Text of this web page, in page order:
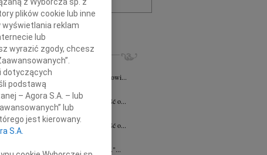
+ szukanie zaawansowane
Szostakiewicz 20.07.2026
Koledze Panu Notariuszowi Piotrowi...
Kielce
smutkiem przyjęliśmy wiadomość o...
Pełka
15.04.2026
smutkiem przyjęliśmy wiadomość o...
Czekaj
umiera ten, kto trwa w pamięci żywych."...
plików cookie lub inne
reklam
lub
wyrazić zgody, chcesz
dotyczących
podstawą
– Agora S.A. – lub
lub
jest kierowany.
S.A.